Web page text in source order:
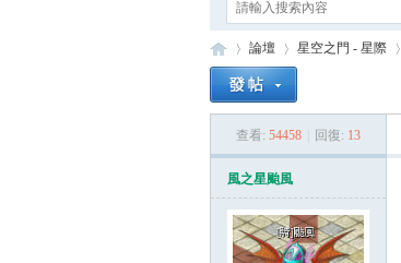
論壇
›
星空之門 - 星際
查看: 54458 回復: 13
風之星颱風